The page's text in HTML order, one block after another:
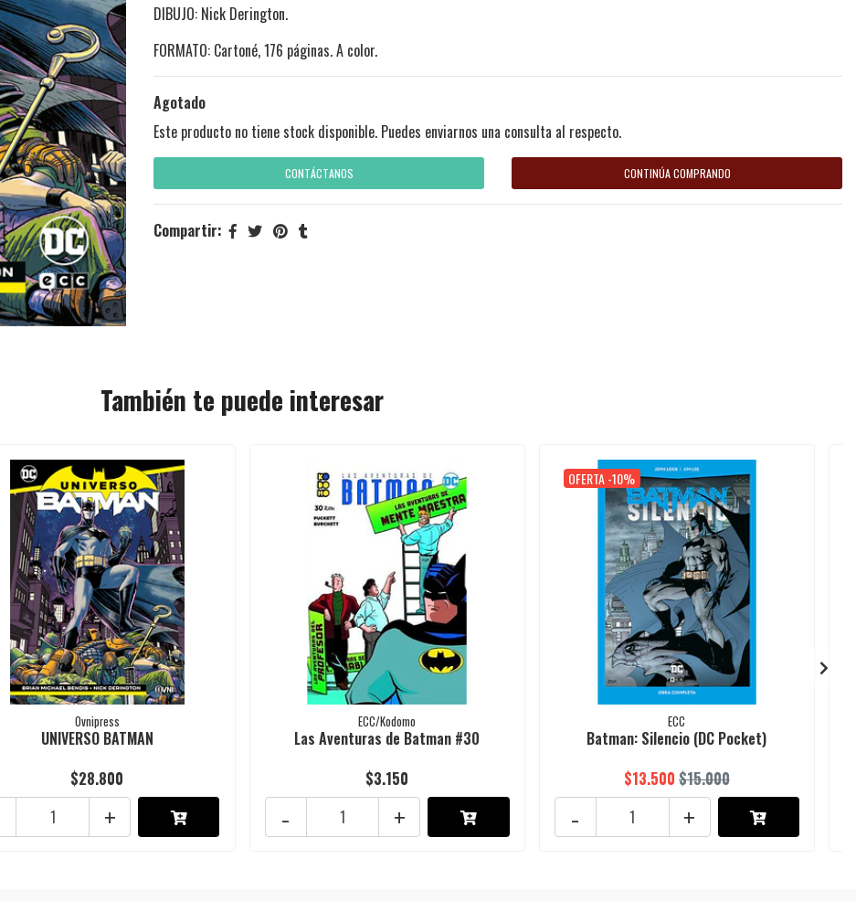
DIBUJO: Nick Derington.
FORMATO: Cartoné, 176 páginas. A color.
Agotado
Este producto no tiene stock disponible. Puedes enviarnos una consulta al respecto.
CONTÁCTANOS CONTINÚA COMPRANDO
Compartir:
También te puede interesar
Ovnipress
UNIVERSO BATMAN
$28.800
+
ECC/Kodomo
Las Aventuras de Batman #30
$3.150
+
-
OFERTA -10%
ECC
Batman: Silencio (DC Pocket)
$13.500 $15.000
+
-